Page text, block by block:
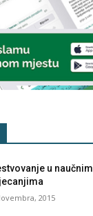
u naučnim
2015